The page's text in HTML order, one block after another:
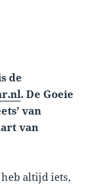
de
. De Goeie
van
van
altijd iets,